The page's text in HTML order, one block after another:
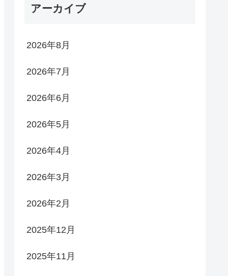
アーカイブ
2026年8月
2026年7月
2026年6月
2026年5月
2026年4月
2026年3月
2026年2月
2025年12月
2025年11月